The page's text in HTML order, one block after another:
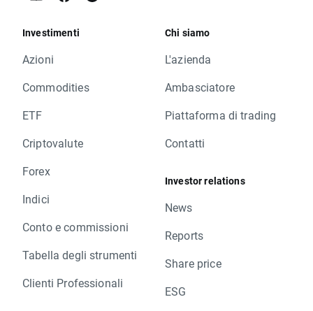
Investimenti
Azioni
Commodities
ETF
Criptovalute
Forex
Indici
Conto e commissioni
Tabella degli strumenti
Clienti Professionali
Chi siamo
L'azienda
Ambasciatore
Piattaforma di trading
Contatti
Investor relations
News
Reports
Share price
ESG